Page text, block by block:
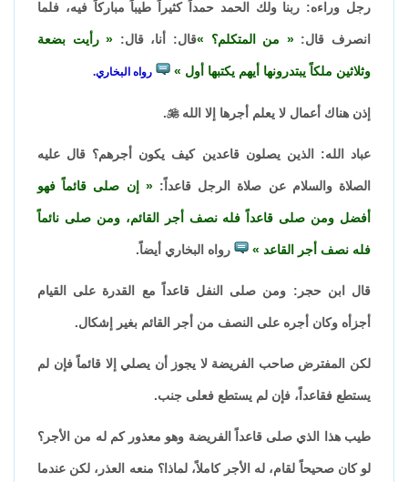
رجل وراءه: ربنا ولك الحمد حمداً كثيراً طيباً مباركاً فيه، فلما
انصرف قال: من المتكلم؟ قال: أنا، قال: رأيت بضعة
وثلاثين ملكاً يبتدرونها أيهم يكتبها أول رواه البخاري.
إذن هناك أعمال لا يعلم أجرها إلا الله
.
عباد الله: الذين يصلون قاعدين كيف يكون أجرهم؟ قال عليه
الصلاة والسلام عن صلاة الرجل قاعداً: إن صلى قائماً فهو
أفضل ومن صلى قاعداً فله نصف أجر القائم، ومن صلى نائماً
فله نصف أجر القاعد رواه البخاري أيضاً.
قال ابن حجر: ومن صلى النفل قاعداً مع القدرة على القيام
أجزأه وكان أجره على النصف من أجر القائم بغير إشكال.
لكن المفترض صاحب الفريضة لا يجوز أن يصلي إلا قائماً فإن لم
يستطع فقاعداً، فإن لم يستطع فعلى جنب.
طيب هذا الذي صلى قاعداً الفريضة وهو معذور كم له من الأجر؟
لو كان صحيحاً لقام، له الأجر كاملاً، لماذا؟ منعه العذر، لكن عندما